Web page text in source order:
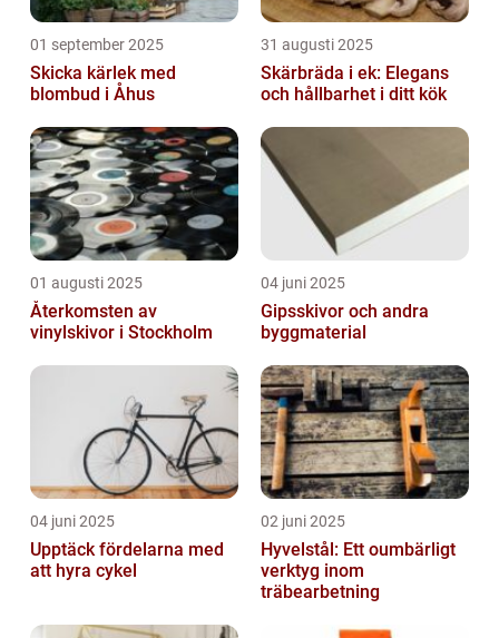
01 september 2025
Skicka kärlek med
blombud i Åhus
31 augusti 2025
Skärbräda i ek: Elegans
och hållbarhet i ditt kök
01 augusti 2025
Återkomsten av
vinylskivor i Stockholm
04 juni 2025
Gipsskivor och andra
byggmaterial
04 juni 2025
Upptäck fördelarna med
att hyra cykel
02 juni 2025
Hyvelstål: Ett oumbärligt
verktyg inom
träbearbetning